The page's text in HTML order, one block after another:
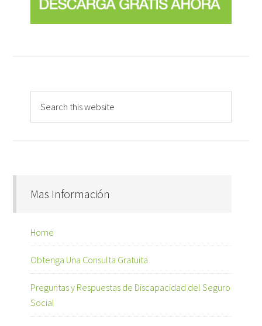
Mas Información
Home
Obtenga Una Consulta Gratuita
Preguntas y Respuestas de Discapacidad del Seguro
Social